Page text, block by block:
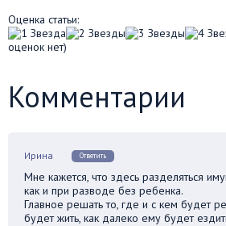
Оценка статьи:
оценок нет)
Комментарии
Ирина Ответить
Мне кажется, что здесь разделяться
как и при разводе без ребенка.
Главное решать то, где и с кем будет
будет жить, как далеко ему будет